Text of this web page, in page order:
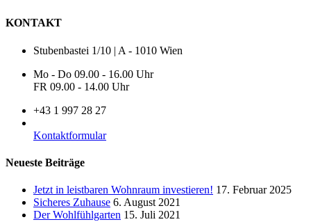
KONTAKT
Stubenbastei 1/10 | A - 1010 Wien
Mo - Do 09.00 - 16.00 Uhr
FR 09.00 - 14.00 Uhr
+43 1 997 28 27
Kontaktformular
Neueste Beiträge
Jetzt in leistbaren Wohnraum investieren! 17. Februar 2025
Sicheres Zuhause 6. August 2021
Der Wohlfühlgarten 15. Juli 2021